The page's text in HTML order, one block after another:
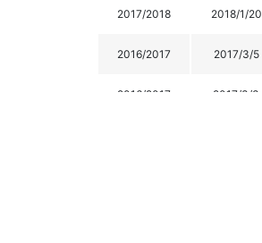
2017/2018 2018/1/20
2016/2017 2017/3/5
2016/2017 2017/3/3